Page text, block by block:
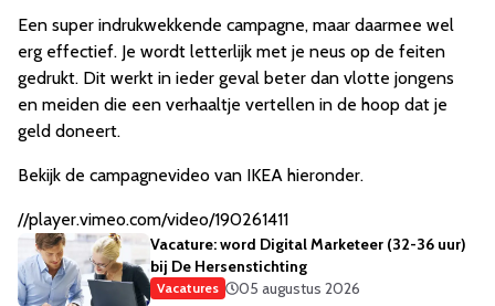
Een super indrukwekkende campagne, maar daarmee wel
erg effectief. Je wordt letterlijk met je neus op de feiten
gedrukt. Dit werkt in ieder geval beter dan vlotte jongens
en meiden die een verhaaltje vertellen in de hoop dat je
geld doneert.
Bekijk de campagnevideo van IKEA hieronder.
//player.vimeo.com/video/190261411
Vacature: word Digital Marketeer (32-36 uur)
bij De Hersenstichting
Vacatures
05 augustus 2026